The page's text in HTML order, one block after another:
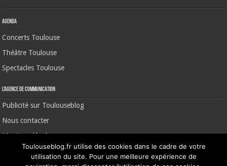
Agenda
Concerts Toulouse
Théâtre Toulouse
Spectacles Toulouse
L’agence de communication
Publicité sur Toulouseblog
Nous contacter
Mentions légales
Toulouseblog.fr utilise des cookies dans le cadre de votre
utilisation du site. Pour une meilleure expérience de